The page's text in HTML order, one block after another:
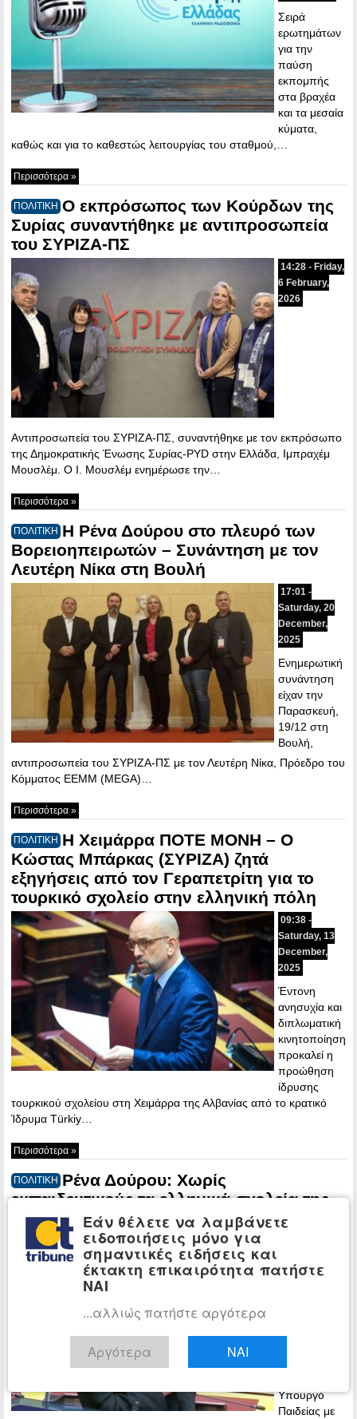
Σειρά
ερωτημάτων
για την
παύση
εκπομπής
στα βραχέα
και τα μεσαία
κύματα,
καθώς και για το καθεστώς λειτουργίας του σταθμού,…
Περισσότερα »
ΠΟΛΙΤΙΚΗ Ο εκπρόσωπος των Κούρδων της
Συρίας συναντήθηκε με αντιπροσωπεία
του ΣΥΡΙΖΑ-ΠΣ
14:28 - Friday,
6 February,
2026
Αντιπροσωπεία του ΣΥΡΙΖΑ-ΠΣ, συναντήθηκε με τον εκπρόσωπο
της Δημοκρατικής Ένωσης Συρίας-PYD στην Ελλάδα, Ιμπραχέμ
Μουσλέμ. Ο Ι. Μουσλέμ ενημέρωσε την…
Περισσότερα »
ΠΟΛΙΤΙΚΗ Η Ρένα Δούρου στο πλευρό των
Βορειοηπειρωτών – Συνάντηση με τον
Λευτέρη Νίκα στη Βουλή
17:01 -
Saturday, 20
December,
2025
Ενημερωτική
συνάντηση
είχαν την
Παρασκευή,
19/12 στη
Βουλή,
αντιπροσωπεία του ΣΥΡΙΖΑ-ΠΣ με τον Λευτέρη Νίκα, Πρόεδρο του
Κόμματος ΕΕΜΜ (MEGA)…
Περισσότερα »
ΠΟΛΙΤΙΚΗ Η Χειμάρρα ΠΟΤΕ ΜΟΝΗ – O
Κώστας Μπάρκας (ΣΥΡΙΖΑ) ζητά
εξηγήσεις από τον Γεραπετρίτη για το
τουρκικό σχολείο στην ελληνική πόλη
09:38 -
Saturday, 13
December,
2025
Έντονη
ανησυχία και
διπλωματική
κινητοποίηση
προκαλεί η
προώθηση
ίδρυσης
τουρκικού σχολείου στη Χειμάρρα της Αλβανίας από το κρατικό
Ίδρυμα Türkiy…
Περισσότερα »
ΠΟΛΙΤΙΚΗ Ρένα Δούρου: Χωρίς
εκπαιδευτικούς τα ελληνικά σχολεία της
Νυρεμβέργης – Χάνουμε Έλληνες γιατί το
Υπουργείο Παιδείας «κοιμάται»
Sunday, 7
Υπουργό
Παιδείας με
Εάν θέλετε να λαμβάνετε
ειδοποιήσεις μόνο για
σημαντικές ειδήσεις και
έκτακτη επικαιρότητα πατήστε
ΝΑΙ
...αλλιώς πατήστε αργότερα
Αργότερα ΝΑΙ